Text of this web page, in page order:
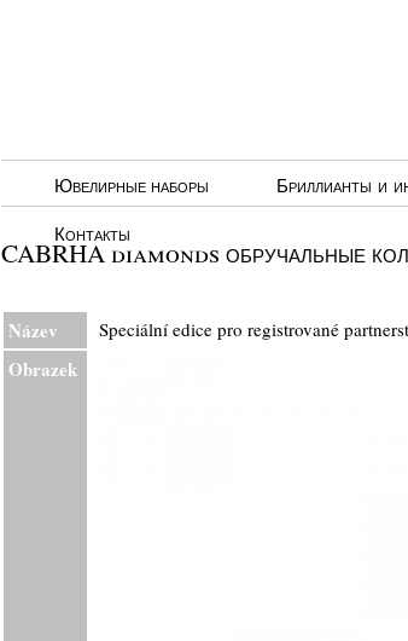
Ювелирные наборы Бриллианты и
Контакты
CABRHA diamonds обручальные
Název Speciální edice pro registrované
Obrazek